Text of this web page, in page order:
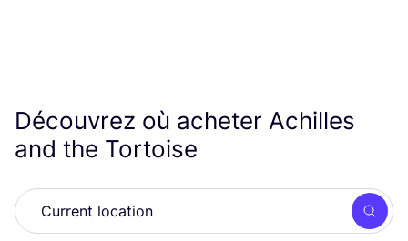
Découvrez où acheter Achilles
and the Tortoise